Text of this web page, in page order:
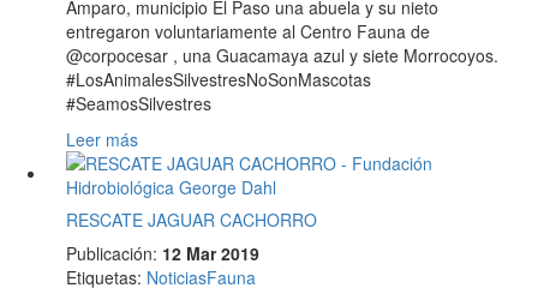
Amparo, municipio El Paso una abuela y su nieto
entregaron voluntariamente al Centro Fauna de
@corpocesar , una Guacamaya azul y siete Morrocoyos.
#LosAnimalesSilvestresNoSonMascotas
#SeamosSilvestres
Leer más
RESCATE JAGUAR CACHORRO
Publicación: 12 Mar 2019
Etiquetas: NoticiasFauna